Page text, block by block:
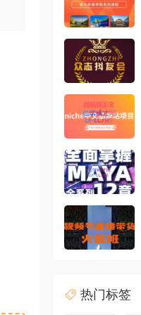
热门标签